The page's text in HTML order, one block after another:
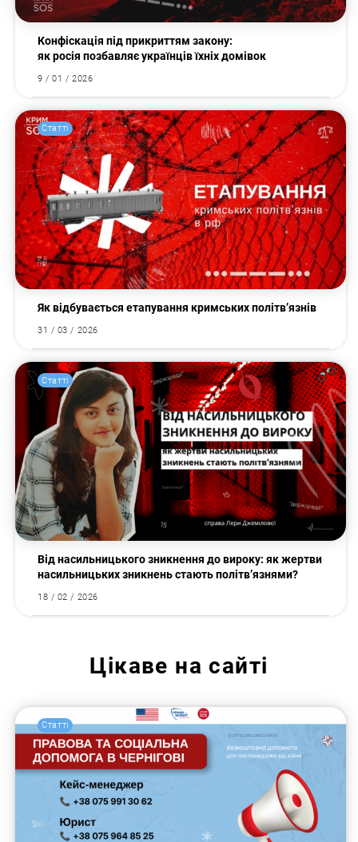
Конфіскація під прикриттям закону:
як росія позбавляє українців їхніх домівок
9 / 01 / 2026
Статті
Як відбувається етапування кримських політв’язнів
31 / 03 / 2026
Статті
Від насильницького зникнення до вироку: як жертви
насильницьких зникнень стають політв’язнями?
18 / 02 / 2026
Цікаве на сайті
Статті